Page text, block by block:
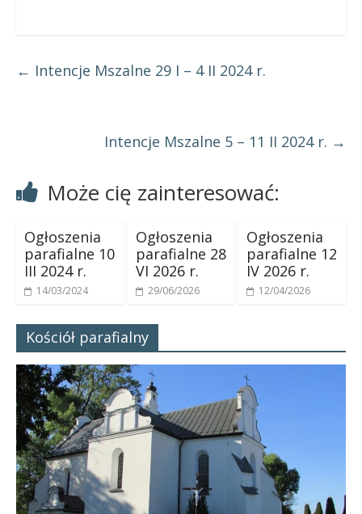
← Intencje Mszalne 29 I – 4 II 2024 r.
Intencje Mszalne 5 – 11 II 2024 r. →
Może cię zainteresować:
Ogłoszenia
parafialne 10
III 2024 r.
14/03/2024
Ogłoszenia
parafialne 28
VI 2026 r.
29/06/2026
Ogłoszenia
parafialne 12
IV 2026 r.
12/04/2026
Kościół parafialny